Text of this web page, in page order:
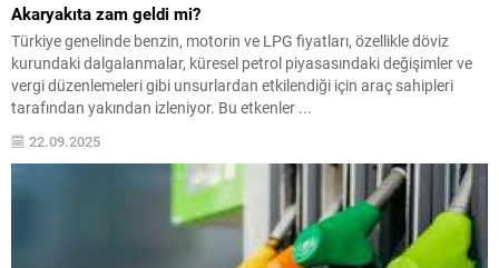
Akaryakıta zam geldi mi?
Türkiye genelinde benzin, motorin ve LPG fiyatları, özellikle döviz
kurundaki dalgalanmalar, küresel petrol piyasasındaki değişimler ve
vergi düzenlemeleri gibi unsurlardan etkilendiği için araç sahipleri
tarafından yakından izleniyor. Bu etkenler ...
22.09.2025